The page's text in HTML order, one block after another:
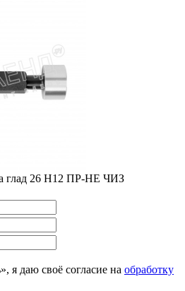
глад 26 H12 ПР-НЕ ЧИЗ
я даю своё согласие на обработку